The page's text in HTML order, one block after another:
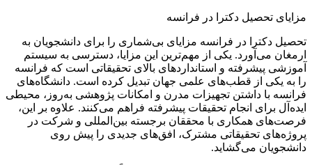
مزایای تحصیل دکترا در فرانسه
تحصیل دکترا در فرانسه مزایای بی‌شماری را برای دانشجویان به
ارمغان می‌آورد. یکی از مهم‌ترین این مزایا، دسترسی به سیستم
آموزشی پیشرفته و استانداردهای بالای تحقیقاتی است که فرانسه
را به یکی از قطب‌های علمی جهان تبدیل کرده است. دانشگاه‌های
فرانسه با داشتن تجهیزات مدرن و امکانات پژوهشی به‌روز، محیطی
ایده‌آل برای انجام تحقیقات پیشرفته فراهم می‌کنند. علاوه بر این،
فرصت‌های همکاری با محققان برجسته بین‌المللی و شرکت در
پروژه‌های تحقیقاتی مشترک، افق‌های جدیدی را پیش روی
دانشجویان می‌گشاید.